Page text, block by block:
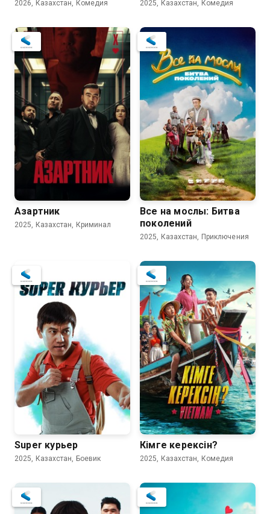
2026, Казахстан, Комедия 2025, Казахстан, Комедия
Азартник
2025, Казахстан, Криминал
Все на мослы: Битва
поколений
2025, Казахстан, Приключения
Super курьер
2025, Казахстан, Боевик
Кiмге керексiн?
2025, Казахстан, Комедия